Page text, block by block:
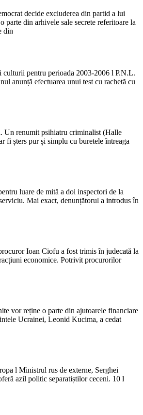
decide excluderea din partid a lui
parte din arhivele sale secrete referitoare la
din
culturii pentru perioada 2003-2006 l P.N.L.
anunță efectuarea unui test cu rachetă cu
Un renumit psihiatru criminalist (Halle
fi șters pur și simplu cu buretele întreaga
luare de mită a doi inspectori de la
Mai exact, denunțătorul a introdus în
Ioan Ciofu a fost trimis în judecată la
economice. Potrivit procurorilor
vor reține o parte din ajutoarele financiare
Ucrainei, Leonid Kucima, a cedat
l Ministrul rus de externe, Serghei
azil politic separatiștilor ceceni. 10 l